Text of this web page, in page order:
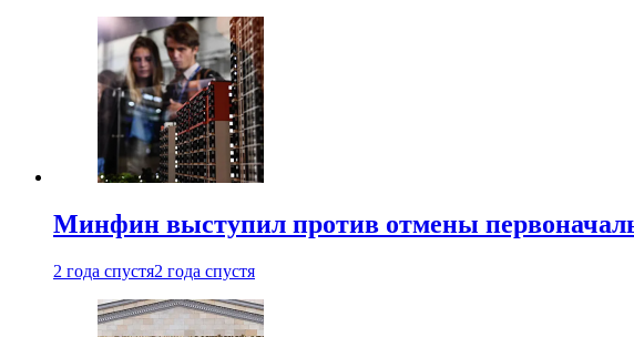
Минфин выступил против отмены
2 года спустя2 года спустя